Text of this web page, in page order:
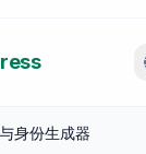
身份生成器